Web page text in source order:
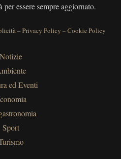
essere sempre aggiornato.
–Privacy Policy –Cookie Policy
Notizie
ed Eventi
Sport